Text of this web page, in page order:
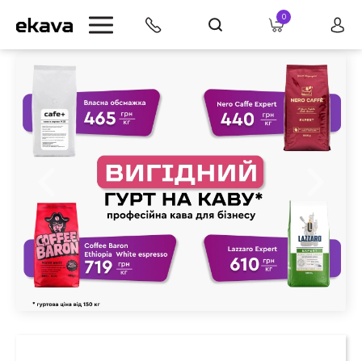
info@ekava.com.ua
0